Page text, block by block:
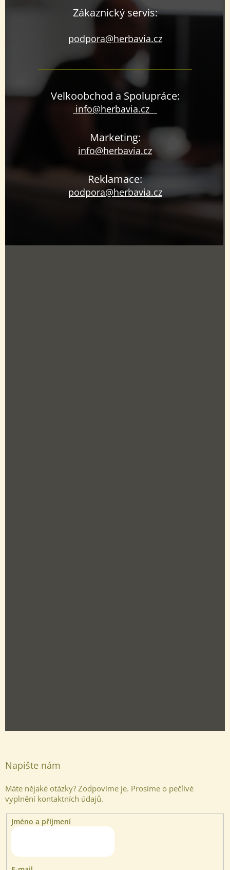
Zákaznický servis:
podpora@herbavia.cz
Velkoobchod a Spolupráce:
info@herbavia.cz
Marketing:
info@herbavia.cz
Reklamace:
podpora@herbavia.cz
Napište nám
Máte nějaké otázky? Zodpovíme je. Prosíme o pečlivé
vyplnění kontaktních údajů.
Jméno a příjmení